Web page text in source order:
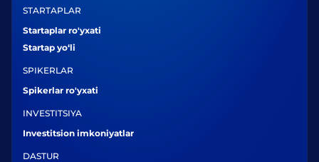
STARTAPLAR
Startaplar ro'yxati
Startap yo‘li
SPIKERLAR
Spikerlar ro'yxati
INVESTITSIYA
Investitsion imkoniyatlar
DASTUR